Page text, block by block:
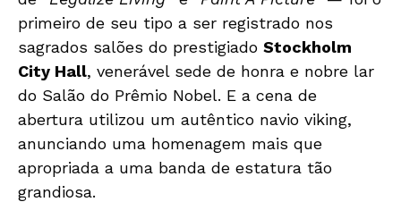
primeiro de seu tipo a ser registrado nos
sagrados salões do prestigiado Stockholm
City Hall, venerável sede de honra e nobre lar
do Salão do Prêmio Nobel. E a cena de
abertura utilizou um autêntico navio viking,
anunciando uma homenagem mais que
apropriada a uma banda de estatura tão
grandiosa.